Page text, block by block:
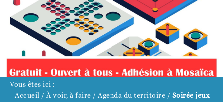
Vous êtes ici :
Accueil / À voir, à faire / Agenda du territoire / Soirée jeux